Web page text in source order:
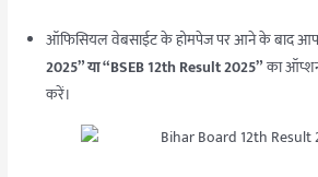
ऑफिसियल वेबसाईट के होमपेज पर आने के बाद आप
2025” या “BSEB 12th Result 2025”का
करें।